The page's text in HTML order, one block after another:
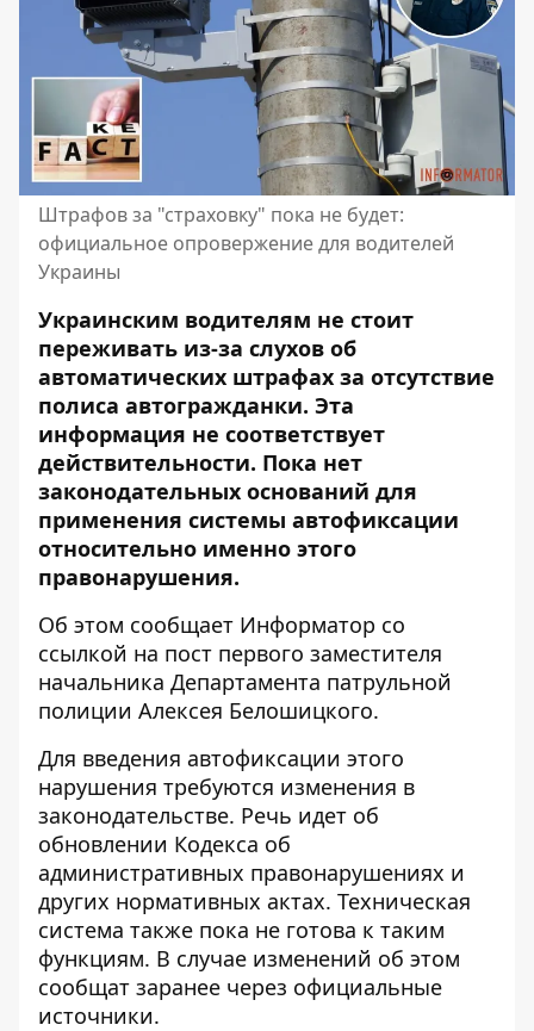
Штрафов за "страховку" пока не будет:
официальное опровержение для водителей
Украины
Украинским водителям не стоит
переживать из-за слухов об
автоматических штрафах за отсутствие
полиса автогражданки. Эта
информация не соответствует
действительности. Пока нет
законодательных оснований для
применения системы автофиксации
относительно именно этого
правонарушения.
Об этом сообщает Информатор со
ссылкой на пост первого заместителя
начальника Департамента патрульной
полиции Алексея Белошицкого.
Для введения автофиксации этого
нарушения требуются изменения в
законодательстве. Речь идет об
обновлении Кодекса об
административных правонарушениях и
других нормативных актах. Техническая
система также пока не готова к таким
функциям. В случае изменений об этом
сообщат заранее через официальные
источники.